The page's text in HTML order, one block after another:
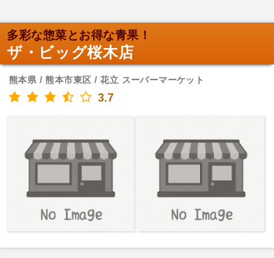
多彩な惣菜とお得な青果！
ザ・ビッグ桜木店
熊本県 / 熊本市東区 / 花立 スーパーマーケット
3.7